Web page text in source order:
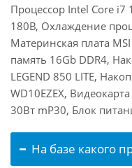
Процессор Intel Core i7
180В, Охлаждение
Материнская плата
память 16Gb DDR4,
LEGEND 850 LITE,
WD10EZEX,
30Вт mP30, Блок
На базе какого